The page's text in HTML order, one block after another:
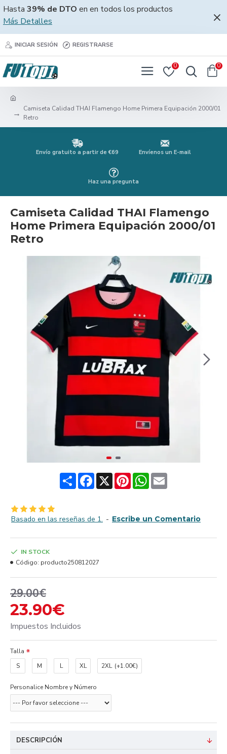
Hasta 39% de DTO en en todos los productos
Más Detalles
INICIAR SESIÓN REGISTRARSE
0 0
Camiseta Calidad THAI Flamengo Home Primera Equipación 2000/01
Retro
Envío gratuito a partir de €69 Envíenos un E-mail
Haz una pregunta
Camiseta Calidad THAI Flamengo
Home Primera Equipación 2000/01
Retro
ShareFacebook
X PinterestWhatsApp
Email
Basado en las reseñas de 1. - Escribe un Comentario
23.90€
29.00€
Impuestos Incluidos
IN STOCK
Código: producto250812027
Talla
S
M L XL 2XL (+1.00€)
Personalice Nombre y Número
DESCRIPCIÓN